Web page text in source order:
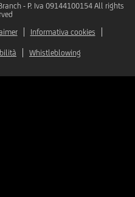
- P. Iva 09144100154 All rights
Informativa cookies
Whistleblowing